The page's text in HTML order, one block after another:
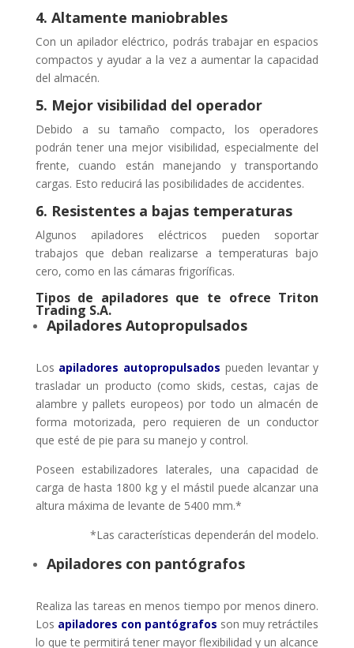
4. Altamente maniobrables
Con un apilador eléctrico, podrás trabajar en espacios
compactos y ayudar a la vez a aumentar la capacidad
del almacén.
5. Mejor visibilidad del operador
Debido a su tamaño compacto, los operadores
podrán tener una mejor visibilidad, especialmente del
frente, cuando están manejando y transportando
cargas. Esto reducirá las posibilidades de accidentes.
6. Resistentes a bajas temperaturas
Algunos apiladores eléctricos pueden soportar
trabajos que deban realizarse a temperaturas bajo
cero, como en las cámaras frigoríficas.
Tipos de apiladores que te ofrece Triton
Trading S.A.
Apiladores Autopropulsados
Los apiladores autopropulsados pueden levantar y
trasladar un producto (como skids, cestas, cajas de
alambre y pallets europeos) por todo un almacén de
forma motorizada, pero requieren de un conductor
que esté de pie para su manejo y control.
Poseen estabilizadores laterales, una capacidad de
carga de hasta 1800 kg y el mástil puede alcanzar una
altura máxima de levante de 5400 mm.*
*Las características dependerán del modelo.
Apiladores con pantógrafos
Realiza las tareas en menos tiempo por menos dinero.
Los apiladores con pantógrafos son muy retráctiles
lo que te permitirá tener mayor flexibilidad y un alcance